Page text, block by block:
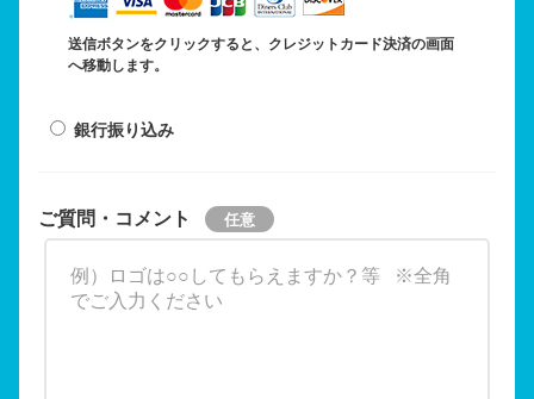
送信ボタンをクリックすると、クレジットカード決済の画面
へ移動します。
銀行振り込み
ご質問・コメント